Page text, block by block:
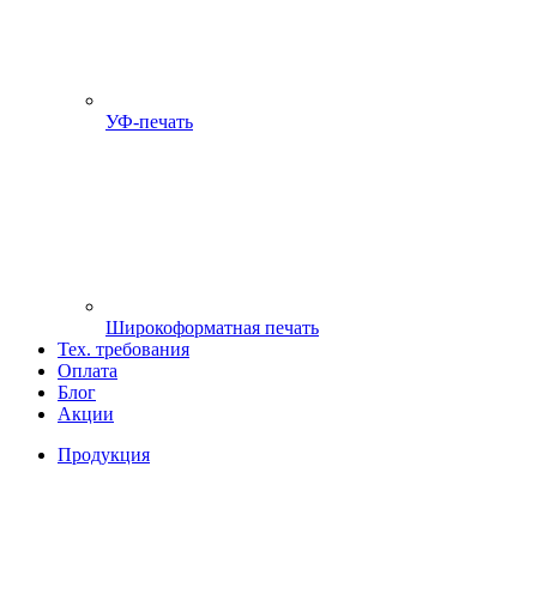
УФ-печать
Широкоформатная печать
Тех. требования
Оплата
Блог
Акции
Продукция